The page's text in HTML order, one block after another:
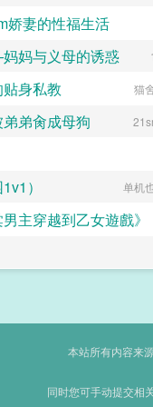
娇妻的性福生活
妈与义母的诱惑
身私教 猫
弟肏成母狗
） 单机
男主穿越到乙女遊戲》
本站所有内容来
同时您可手动提交相